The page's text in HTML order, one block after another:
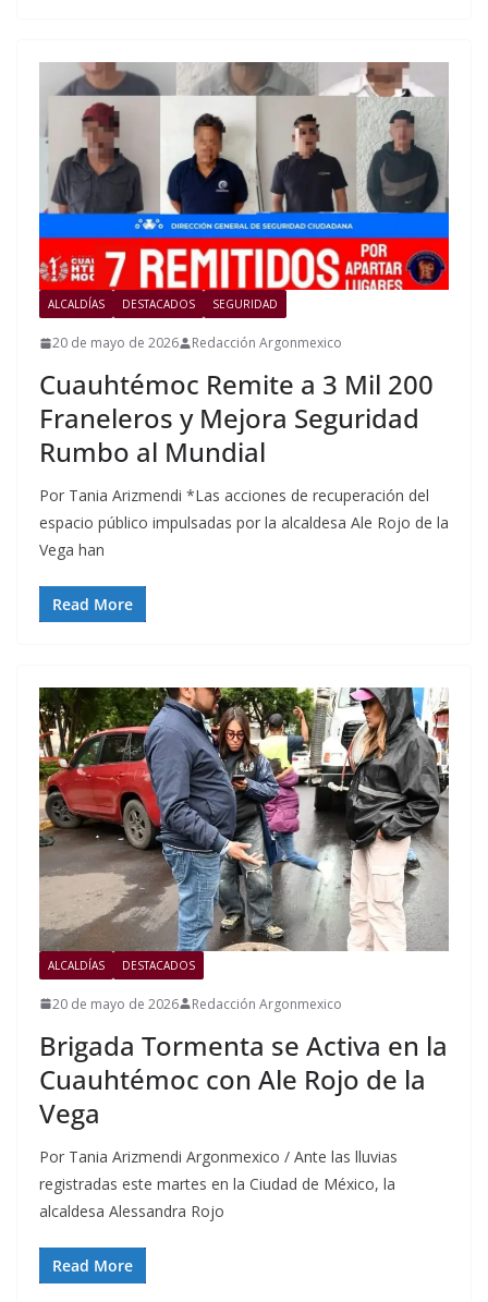
ALCALDÍAS DESTACADOS SEGURIDAD
20 de mayo de 2026 Redacción Argonmexico
Cuauhtémoc Remite a 3 Mil 200
Franeleros y Mejora Seguridad
Rumbo al Mundial
Por Tania Arizmendi *Las acciones de recuperación del
espacio público impulsadas por la alcaldesa Ale Rojo de la
Vega han
Read More
ALCALDÍAS DESTACADOS
20 de mayo de 2026 Redacción Argonmexico
Brigada Tormenta se Activa en la
Cuauhtémoc con Ale Rojo de la
Vega
Por Tania Arizmendi Argonmexico / Ante las lluvias
registradas este martes en la Ciudad de México, la
alcaldesa Alessandra Rojo
Read More